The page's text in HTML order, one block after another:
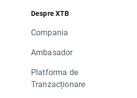
Despre XTB
Compania
Ambasador
Platforma de
Tranzacționare